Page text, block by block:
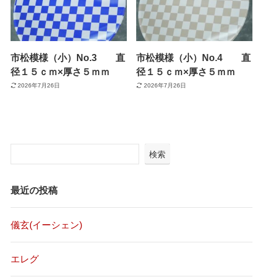
市松模様（小）No.3 直
径１５ｃｍ×厚さ５ｍｍ
2026年7月26日
市松模様（小）No.4 直
径１５ｃｍ×厚さ５ｍｍ
2026年7月26日
検索
最近の投稿
儀玄(イーシェン)
エレグ